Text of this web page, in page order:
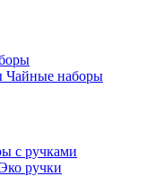
Чайные наборы
с ручками
ручки